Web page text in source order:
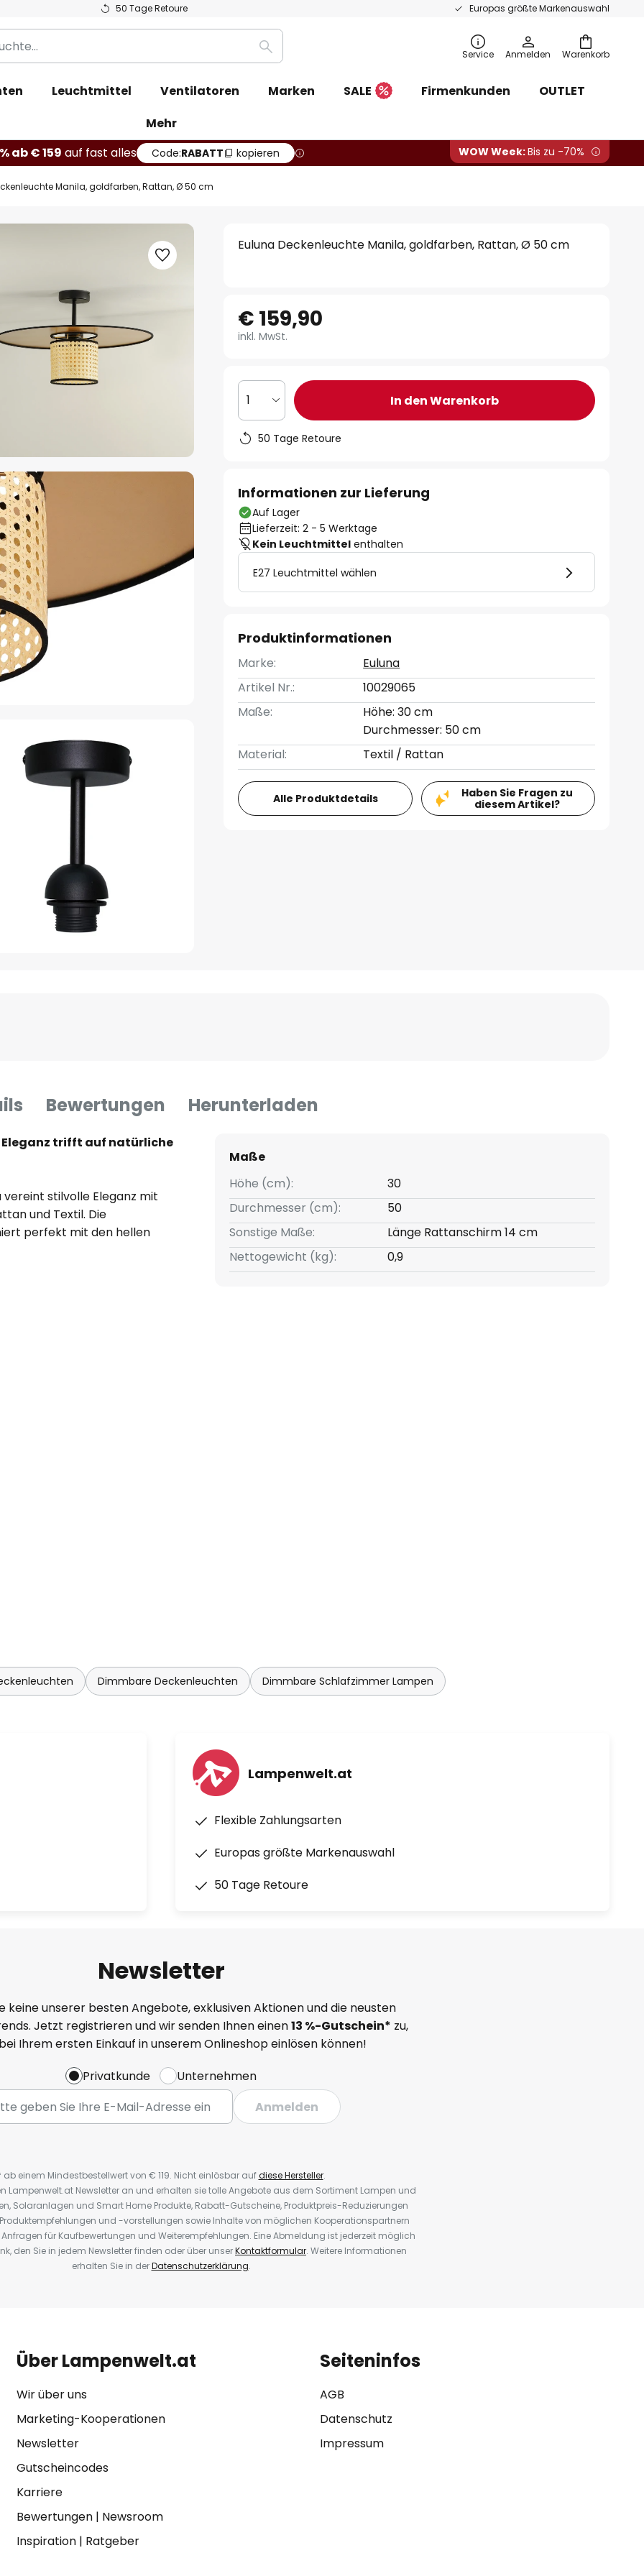
50 Tage Retoure Europas größte Markenauswahl
Warenkorb
Suche Service Anmelden
Leuchtmittel Ventilatoren Marken SALE Firmenkunden
OUTLET
Mehr
ab € 159 auf fast alles Code:RABATT kopieren WOW Week:Bis zu -70%
Manila, goldfarben, Rattan, Ø 50 cm
Euluna Deckenleuchte Manila, goldfarben, Rattan, Ø 50 cm
€ 159,90
inkl. MwSt.
1 In den Warenkorb
50 Tage Retoure
Informationen zur Lieferung
Auf Lager
Lieferzeit: 2 - 5 Werktage
Kein Leuchtmittel enthalten
E27 Leuchtmittel wählen
Produktinformationen
Marke:
Euluna
Artikel Nr.:
10029065
Maße:
Höhe: 30 cm
Durchmesser: 50 cm
Material:
Textil / Rattan
Alle Produktdetails
Haben Sie Fragen zu
diesem Artikel?
Bewertungen Herunterladen
Eleganz trifft auf natürliche
stilvolle Eleganz mit
und Textil. Die
perfekt mit den hellen
Maße
Höhe (cm):
30
Durchmesser (cm):
50
Sonstige Maße:
Länge Rattanschirm 14 cm
Nettogewicht (kg):
0,9
Dimmbare Deckenleuchten Dimmbare Schlafzimmer Lampen
Lampenwelt.at
Flexible Zahlungsarten
Europas größte Markenauswahl
50 Tage Retoure
Newsletter
keine unserer besten Angebote, exklusiven Aktionen und die neusten
Jetzt registrieren und wir senden Ihnen einen13 %-Gutschein* zu,
Ihrem ersten Einkauf in unserem Onlineshop einlösen können!
Privatkunde
Unternehmen
Anmelden
ab einem Mindestbestellwert von € 119. Nicht einlösbar aufdiese Hersteller.
Lampenwelt.at Newsletter an und erhalten sie tolle Angebote aus dem Sortiment Lampen und
Solaranlagen und Smart Home Produkte, Rabatt-Gutscheine, Produktpreis-Reduzierungen
und -vorstellungen sowie Inhalte von möglichen Kooperationspartnern
für Kaufbewertungen und Weiterempfehlungen. Eine Abmeldung ist jederzeit möglich
den Sie in jedem Newsletter finden oder über unserKontaktformular. Weitere Informationen
erhalten Sie in derDatenschutzerklärung.
Über Lampenwelt.at
Wir über uns
Marketing-Kooperationen
Newsletter
Gutscheincodes
Karriere
Bewertungen| Newsroom
Inspiration| Ratgeber
Seiteninfos
AGB
Datenschutz
Impressum